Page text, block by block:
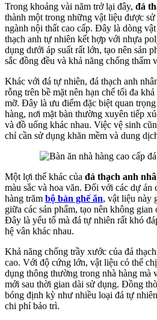
Trong khoảng vài năm trở lại đây, đá
thành một trong những vật liệu được
ngành nội thất cao cấp. Đây là dòng
thạch anh tự nhiên kết hợp với nhựa
dụng dưới áp suất rất lớn, tạo nên sản
sắc đồng đều và khả năng chống thấm
Khác với đá tự nhiên, đá thạch anh
rỗng trên bề mặt nên hạn chế tối đa
mỡ. Đây là ưu điểm đặc biệt quan
hàng, nơi mặt bàn thường xuyên tiếp
và đồ uống khác nhau. Việc vệ sinh
chỉ cần sử dụng khăn mềm và dung
Một lợi thế khác của đá thạch anh
màu sắc và hoa văn. Đối với các dự án
hàng trăm bộ bàn ghế ăn, vật liệu này
giữa các sản phẩm, tạo nên không
Đây là yếu tố mà đá tự nhiên rất khó
hệ vân khác nhau.
Khả năng chống trầy xước của đá
cao. Với độ cứng lớn, vật liệu có thể
dụng thông thường trong nhà hàng mà
mới sau thời gian dài sử dụng. Đồng
bóng định kỳ như nhiều loại đá tự
chi phí bảo trì.